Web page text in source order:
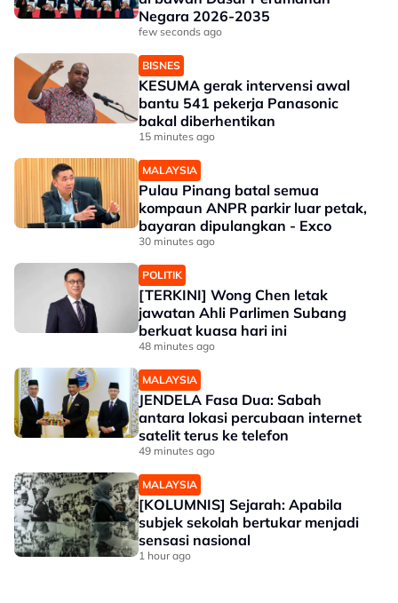
Negara 2026-2035
few seconds ago
BISNES
KESUMA gerak intervensi awal
bantu 541 pekerja Panasonic
bakal diberhentikan
15 minutes ago
MALAYSIA
Pulau Pinang batal semua
kompaun ANPR parkir luar petak,
bayaran dipulangkan - Exco
30 minutes ago
POLITIK
[TERKINI] Wong Chen letak
jawatan Ahli Parlimen Subang
berkuat kuasa hari ini
48 minutes ago
MALAYSIA
JENDELA Fasa Dua: Sabah
antara lokasi percubaan internet
satelit terus ke telefon
49 minutes ago
MALAYSIA
[KOLUMNIS] Sejarah: Apabila
subjek sekolah bertukar menjadi
sensasi nasional
1 hour ago